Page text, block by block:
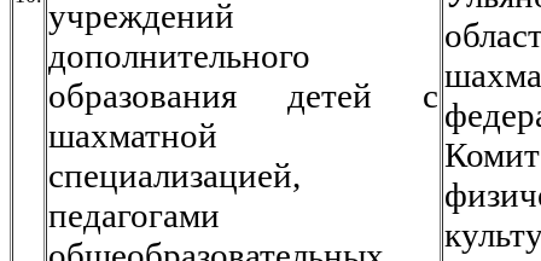
учреждений
дополнительного
образования детей с
шахматной
специализацией,
педагогами